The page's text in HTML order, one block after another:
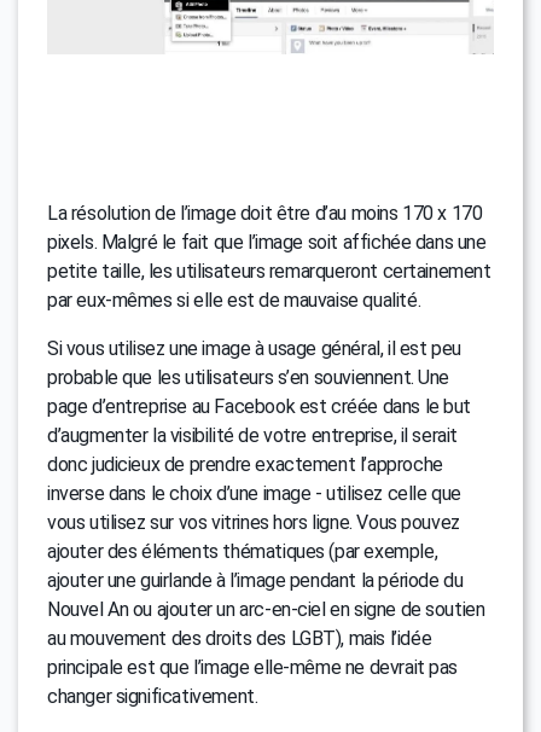
La résolution de l’image doit être d’au moins 170 x 170
pixels. Malgré le fait que l’image soit affichée dans une
petite taille, les utilisateurs remarqueront certainement
par eux-mêmes si elle est de mauvaise qualité.
Si vous utilisez une image à usage général, il est peu
probable que les utilisateurs s’en souviennent. Une
page d’entreprise au Facebook est créée dans le but
d’augmenter la visibilité de votre entreprise, il serait
donc judicieux de prendre exactement l’approche
inverse dans le choix d’une image - utilisez celle que
vous utilisez sur vos vitrines hors ligne. Vous pouvez
ajouter des éléments thématiques (par exemple,
ajouter une guirlande à l’image pendant la période du
Nouvel An ou ajouter un arc-en-ciel en signe de soutien
au mouvement des droits des LGBT), mais l’idée
principale est que l’image elle-même ne devrait pas
changer significativement.